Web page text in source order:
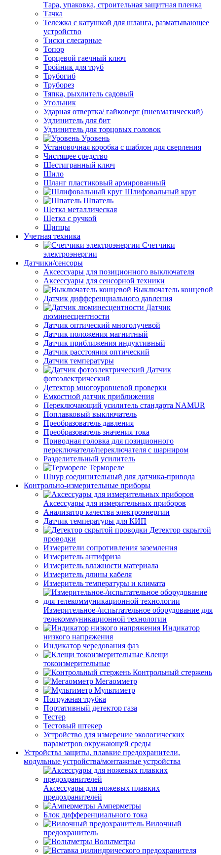
Тара, упаковка, строительная защитная пленка
Тачка
Тележка с катушкой для шланга, разматывающее
устройство
Тиски слесарные
Топор
Торцевой гаечный ключ
Тройник для труб
Трубогиб
Труборез
Тяпка, рыхлитель садовый
Угольник
Ударная отвертка/ гайковерт (пневматический)
Удлинитель для бит
Удлинитель для торцовых головок
Уровень
Установочная коробка с шаблон для сверления
Чистящее средство
Шестигранный ключ
Шило
Шланг пластиковый армированный
Шлифовальный круг
Шпатель
Щетка металлическая
Щетка с ручкой
Щипцы
Учетная техника
Счетчики
электроэнергии
Датчики/сенсоры
Аксессуары для позиционного выключателя
Аксессуары для сенсорной техники
Выключатель концевой
Датчик дифференциального давления
Датчик
люминесцентности
Датчик оптический многолучевой
Датчик положения магнитный
Датчик приближения индуктивный
Датчик расстояния оптический
Датчик температуры
Датчик
фотоэлектрический
Детектор многоуровневой проверки
Емкостной датчик приближения
Переключающий усилитель стандарта NAMUR
Поплавковый выключатель
Преобразователь давления
Преобразователь значения тока
Приводная головка для позиционного
переключателя/переключателя с шарниром
Разделительный усилитель
Термореле
Шнур соединительный для датчика-привода
Контрольно-измерительные приборы
Аксессуары для измерительных приборов
Анализатор качества электроэнергии
Датчик температуры для КИП
Детектор скрытой
проводки
Измерители сопротивления заземления
Измеритель антифриза
Измеритель влажности материала
Измеритель длины кабеля
Измеритель температуры и климата
Измерительное-/испытательное оборудование для
телекоммуникационной технологии
Индикатор
низкого напряжения
Индикатор чередования фаз
Клещи
токоизмерительные
Контрольный стержень
Мегаомметр
Мультиметр
Погружная трубка
Портативный детектор газа
Тестер
Тестовый штекер
Устройство для измерение экологических
параметров окружающей среды
Устройства защиты, плавкие предохранители,
модульные устройства/монтажные устройства
Аксессуары для ножевых плавких
предохранителей
Амперметры
Блок дифференциального тока
Вилочный
предохранитель
Вольтметры